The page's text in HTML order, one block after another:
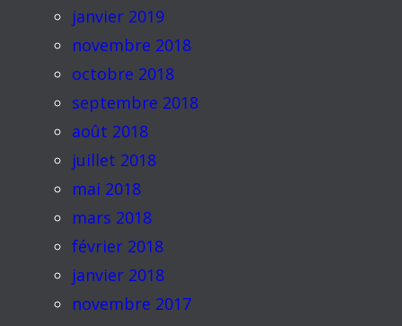
janvier 2019
novembre 2018
octobre 2018
septembre 2018
août 2018
juillet 2018
mai 2018
mars 2018
février 2018
janvier 2018
novembre 2017